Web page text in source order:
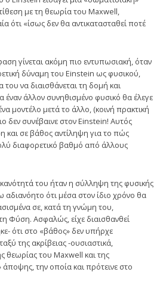
με τη θεωρία του Maxwell,
ότι «ίσως δεν θα αντικατασταθεί ποτέ
γίνεται ακόμη πιο εντυπωσιακή, όταν
δύναμη του Einstein ως φυσικού,
του να διαισθάνεται τη δομή και
έναν άλλον συνηθισμένο φυσικό θα έλεγε
μοντέλο μετά το άλλο, (κοινή πρακτική
δεν συνέβαινε στον Einstein! Αυτός
και σε βάθος αντίληψη για το πώς
διαφορετικό βαθμό από άλλους
του ήταν η σύλληψη της φυσικής
αδιανόητο ότι μέσα στον ίδιο χρόνο θα
σε, κατά τη γνώμη του,
Φύση. Aσφαλώς, είχε διαισθανθεί
ότι στο «βάθος» δεν υπήρχε
της ακρίβειας -ουσιαστικά,
θεωρίας του Maxwell και της
άποψης, την οποία και πρότεινε στο